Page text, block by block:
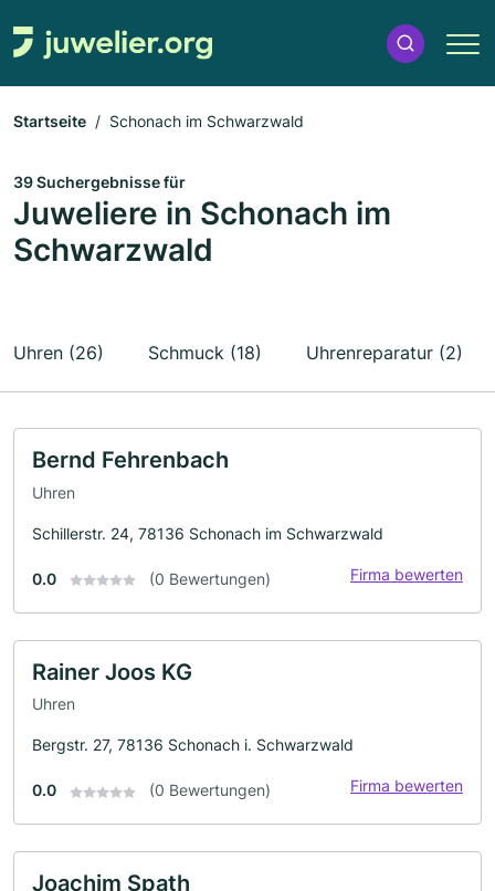
Startseite Schonach im Schwarzwald
39 Suchergebnisse für
Juweliere in Schonach im
Schwarzwald
Uhren (26) Schmuck (18) Uhrenreparatur (2)
Bernd Fehrenbach
Uhren
Schillerstr. 24, 78136 Schonach im Schwarzwald
0.0 (0 Bewertungen) Firma bewerten
Rainer Joos KG
Uhren
Bergstr. 27, 78136 Schonach i. Schwarzwald
0.0 (0 Bewertungen) Firma bewerten
Joachim Spath